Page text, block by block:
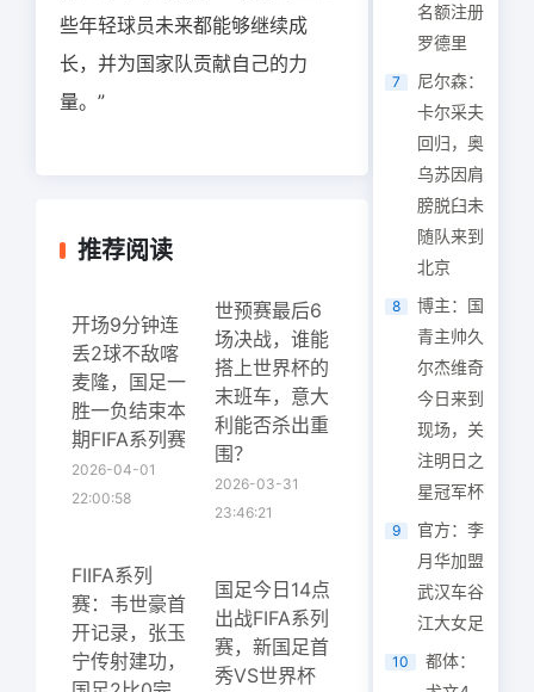
些年轻球员未来都能够继续成
长，并为国家队贡献自己的力
量。”
推荐阅读
开场9分钟连
丢2球不敌喀
麦隆，国足一
胜一负结束本
期FIFA系列赛
2026-04-01
22:00:58
世预赛最后6
场决战，谁能
搭上世界杯的
末班车，意大
利能否杀出重
围？
2026-03-31
23:46:21
FIIFA系列
赛：韦世豪首
开记录，张玉
宁传射建功，
国足今日14点
出战FIFA系列
赛，新国足首
秀VS世界杯
名额注册
罗德里
7
尼尔森：
卡尔采夫
回归，奥
乌苏因肩
膀脱臼未
随队来到
北京
8
博主：国
青主帅久
尔杰维奇
今日来到
现场，关
注明日之
星冠军杯
9
官方：李
月华加盟
武汉车谷
江大女足
10
都体：